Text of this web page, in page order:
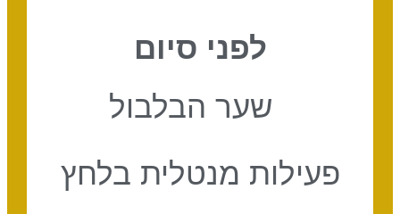
לפני סיום
שער הבלבול
פעילות מנטלית בלחץ